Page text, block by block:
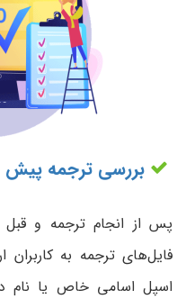
بررسی ترجمه پیش
پس از انجام ترجمه و
فایل‌های ترجمه به کاربران
اسپل اسامی خاص یا نام